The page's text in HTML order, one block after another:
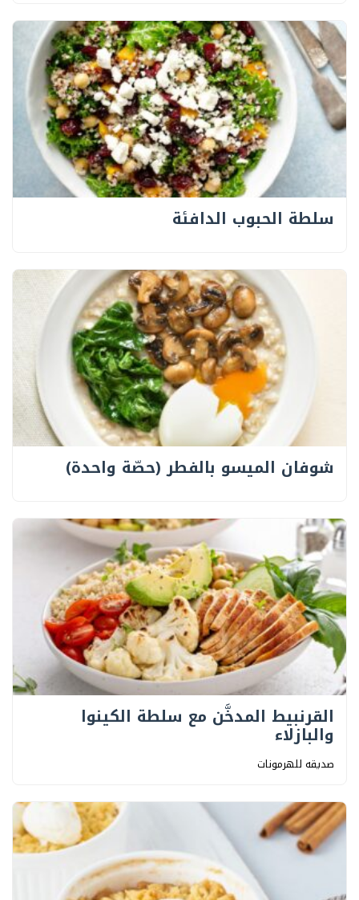
سلطة الحبوب الدافئة
شوفان الميسو بالفطر (حصّة واحدة)
القرنبيط المدخَّن مع سلطة الكينوا
والبازلاء
صديقه للهرمونات